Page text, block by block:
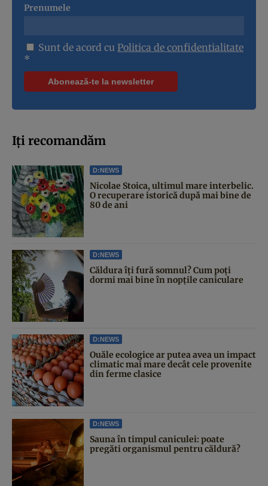
Prenumele
Sunt de acord cu Politica de confidentialitate
*
Iți recomandăm
D:NEWS
Nicolae Stoica, ultimul mare interbelic.
O recuperare istorică după mai bine de
80 de ani
D:NEWS
Căldura îți fură somnul? Cum poți
dormi mai bine în nopțile caniculare
D:NEWS
Ouăle ecologice ar putea avea un impact
climatic mai mare decât cele provenite
din ferme clasice
D:NEWS
Sauna în timpul caniculei: poate
pregăti organismul pentru căldură?